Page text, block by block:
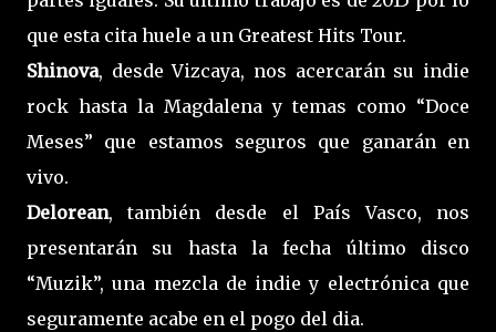
que esta cita huele a un Greatest Hits Tour.
Shinova, desde Vizcaya, nos acercarán su indie
rock hasta la Magdalena y temas como “Doce
Meses” que estamos seguros que ganarán en
vivo.
Delorean, también desde el País Vasco, nos
presentarán su hasta la fecha último disco
“Muzik”, una mezcla de indie y electrónica que
seguramente acabe en el pogo del dia.